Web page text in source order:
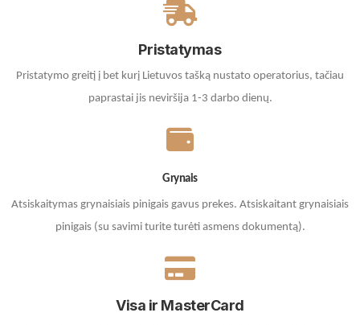
Pristatymas
Pristatymo greitį į bet kurį Lietuvos tašką nustato operatorius, tačiau
paprastai jis neviršija 1-3 darbo dienų.
Grynais
Atsiskaitymas grynaisiais pinigais gavus prekes. Atsiskaitant grynaisiais
pinigais (su savimi turite turėti asmens dokumentą).
Visa ir MasterCard